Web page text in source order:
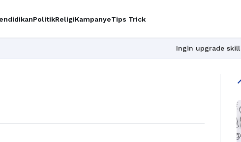
PolitikReligiKampanyeTips Trick
Ingin upgrade skill tanpa